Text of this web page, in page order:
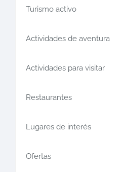
Turismo activo
Actividades de aventura
Actividades para visitar
Restaurantes
Lugares de interés
Ofertas